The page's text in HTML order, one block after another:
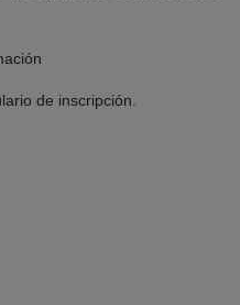
de inscripción.